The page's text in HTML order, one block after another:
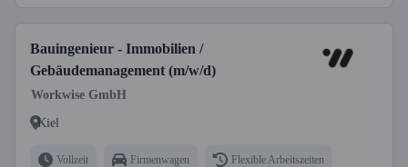
Bauingenieur - Immobilien /
Gebäudemanagement (m/w/d)
Workwise GmbH
Kiel
Vollzeit Firmenwagen Flexible Arbeitszeiten